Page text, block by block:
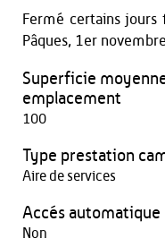
Fermé certains jours
Pâques, 1er
Superficie
emplacement
100
Type prestation
Aire de services
Accés automatique
Non